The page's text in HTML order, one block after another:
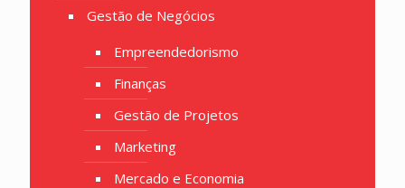
Gestão de Negócios
Empreendedorismo
Finanças
Gestão de Projetos
Marketing
Mercado e Economia